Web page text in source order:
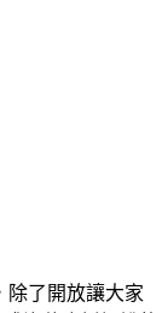
除了開放讓大家